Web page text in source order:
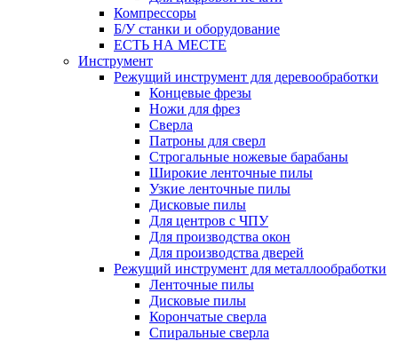
Компрессоры
Б/У станки и оборудование
ЕСТЬ НА МЕСТЕ
Инструмент
Режущий инструмент для деревообработки
Концевые фрезы
Ножи для фрез
Сверла
Патроны для сверл
Строгальные ножевые барабаны
Широкие ленточные пилы
Узкие ленточные пилы
Дисковые пилы
Для центров с ЧПУ
Для производства окон
Для производства дверей
Режущий инструмент для металлообработки
Ленточные пилы
Дисковые пилы
Корончатые сверла
Спиральные сверла